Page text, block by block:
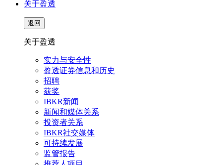
关于盈透
返回
关于盈透
实力与安全性
盈透证券信息和历史
招聘
获奖
IBKR新闻
新闻和媒体关系
投资者关系
IBKR社交媒体
可持续发展
监管报告